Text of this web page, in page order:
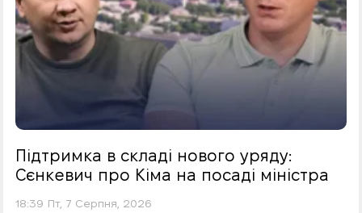
Підтримка в складі нового уряду:
Сєнкевич про Кіма на посаді міністра
18:39 Пт, 7 Серпня, 2026